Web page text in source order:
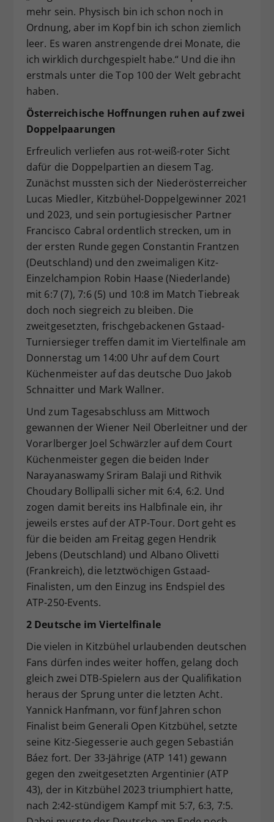
mehr sein. Physisch bin ich schon noch in
Ordnung, aber im Kopf bin ich schon ziemlich
leer. Es waren anstrengende drei Monate, die
ich wirklich durchgespielt habe.“ Und die ihn
erstmals unter die Top 100 der Welt gebracht
haben.
Österreichische Hoffnungen ruhen auf zwei
Doppelpaarungen
Erfreulich verliefen aus rot-weiß-roter Sicht
dafür die Doppelpartien an diesem Tag.
Zunächst mussten sich der Niederösterreicher
Lucas Miedler, Kitzbühel-Doppelgewinner 2021
und 2023, und sein portugiesischer Partner
Francisco Cabral ordentlich strecken, um in
der ersten Runde gegen Constantin Frantzen
(Deutschland) und den zweimaligen Kitz-
Einzelchampion Robin Haase (Niederlande)
mit 6:7 (7), 7:6 (5) und 10:8 im Match Tiebreak
doch noch siegreich zu bleiben. Die
zweitgesetzten, frischgebackenen Gstaad-
Turniersieger treffen damit im Viertelfinale am
Donnerstag um 14:00 Uhr auf dem Court
Küchenmeister auf das deutsche Duo Jakob
Schnaitter und Mark Wallner.
Und zum Tagesabschluss am Mittwoch
gewannen der Wiener Neil Oberleitner und der
Vorarlberger Joel Schwärzler auf dem Court
Küchenmeister gegen die beiden Inder
Narayanaswamy Sriram Balaji und Rithvik
Choudary Bollipalli sicher mit 6:4, 6:2. Und
zogen damit bereits ins Halbfinale ein, ihr
jeweils erstes auf der ATP-Tour. Dort geht es
für die beiden am Freitag gegen Hendrik
Jebens (Deutschland) und Albano Olivetti
(Frankreich), die letztwöchigen Gstaad-
Finalisten, um den Einzug ins Endspiel des
ATP-250-Events.
2 Deutsche im Viertelfinale
Die vielen in Kitzbühel urlaubenden deutschen
Fans dürfen indes weiter hoffen, gelang doch
gleich zwei DTB-Spielern aus der Qualifikation
heraus der Sprung unter die letzten Acht.
Yannick Hanfmann, vor fünf Jahren schon
Finalist beim Generali Open Kitzbühel, setzte
seine Kitz-Siegesserie auch gegen Sebastián
Báez fort. Der 33-Jährige (ATP 141) gewann
gegen den zweitgesetzten Argentinier (ATP
43), der in Kitzbühel 2023 triumphiert hatte,
nach 2:42-stündigem Kampf mit 5:7, 6:3, 7:5.